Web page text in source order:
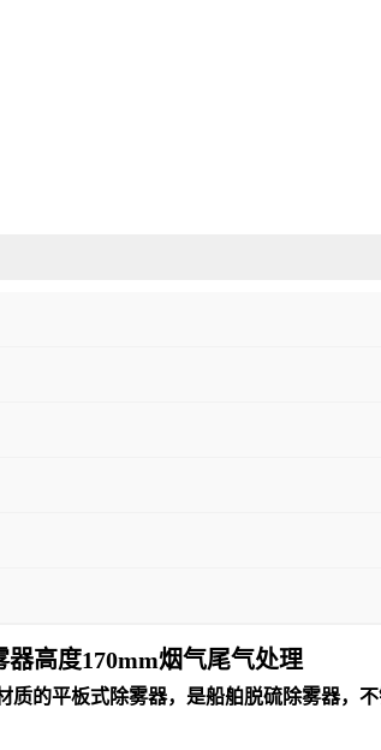
高度170mm烟气尾气处理
的平板式除雾器，是船舶脱硫除雾器，